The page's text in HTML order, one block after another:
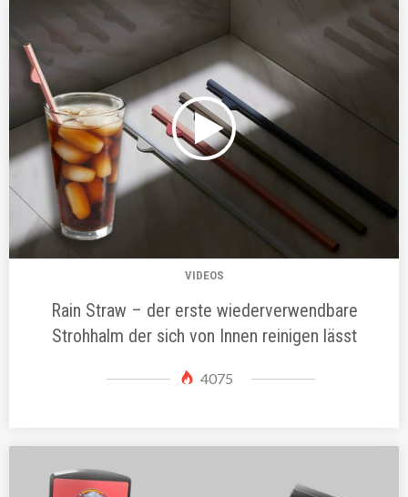
VIDEOS
Rain Straw – der erste wiederverwendbare
Strohhalm der sich von Innen reinigen lässt
4075